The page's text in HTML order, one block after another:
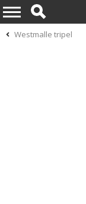
Westmalle tripel